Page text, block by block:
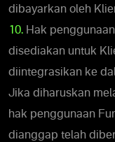
dibayarkan oleh
10. Hak
disediakan untuk
diintegrasikan ke
Jika diharuskan
hak penggunaan
dianggap telah